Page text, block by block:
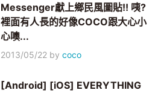
Messenger獻上鄉民風圖貼!! 咦?
裡面有人長的好像COCO跟大心小
心噢...
2013/05/22 bycoco
[Android] [iOS] EVERYTHING